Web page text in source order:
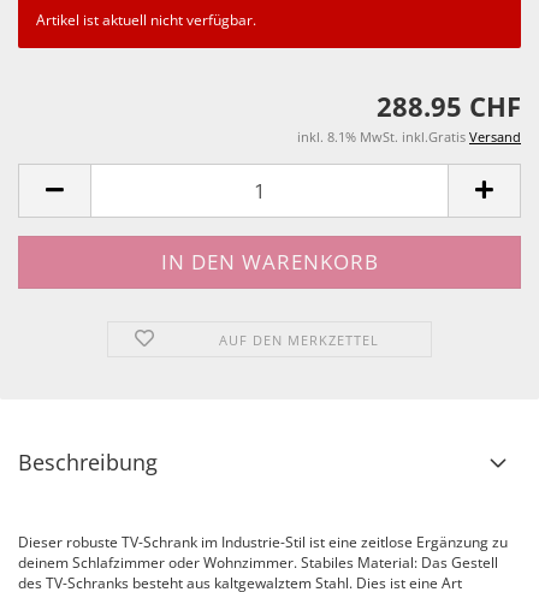
Artikel ist aktuell nicht verfügbar.
288.95 CHF
inkl. 8.1% MwSt. inkl.Gratis Versand
AUF DEN MERKZETTEL
Beschreibung
Dieser robuste TV-Schrank im Industrie-Stil ist eine zeitlose Ergänzung zu
deinem Schlafzimmer oder Wohnzimmer. Stabiles Material: Das Gestell
des TV-Schranks besteht aus kaltgewalztem Stahl. Dies ist eine Art